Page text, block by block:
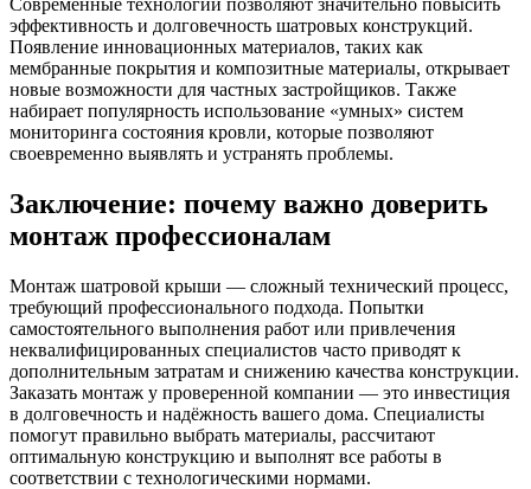
эффективность и долговечность шатровых конструкций.
Появление инновационных материалов, таких как
мембранные покрытия и композитные материалы, открывает
новые возможности для частных застройщиков. Также
набирает популярность использование «умных» систем
мониторинга состояния кровли, которые позволяют
своевременно выявлять и устранять проблемы.
Заключение: почему важно доверить
монтаж профессионалам
Монтаж шатровой крыши — сложный технический процесс,
требующий профессионального подхода. Попытки
самостоятельного выполнения работ или привлечения
неквалифицированных специалистов часто приводят к
дополнительным затратам и снижению качества конструкции.
Заказать монтаж у проверенной компании — это инвестиция
в долговечность и надёжность вашего дома. Специалисты
помогут правильно выбрать материалы, рассчитают
оптимальную конструкцию и выполнят все работы в
соответствии с технологическими нормами.